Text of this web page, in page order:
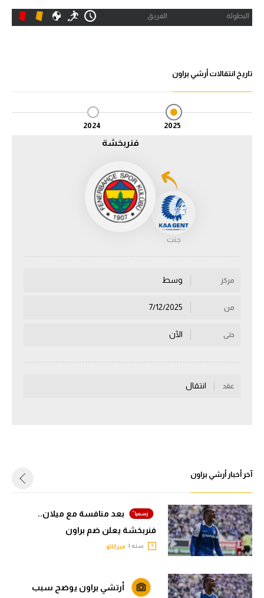
الدوري الإنجليزي الممتاز
الدوري الإيطالي
دوري أبطال أوروبا
دوري أبطال إفريقيا
أقسام
منتخب مصر
القسم الثاني
رياضات أخرى
أمم إفريقيا
كرة السلة الأمريكية
البطولة الفريق
تاريخ انتقالات أرشي براون
2025
2024
فنربخشة
جنت
مركز وسط
من
حتى الآن
عقد انتقال
آخر أخبار أرشي براون
بعد منافسة مع ميلان..
فنربخشة يعلن ضم براون
سنه | ميركاتو
أرتشي براون يوضح سبب